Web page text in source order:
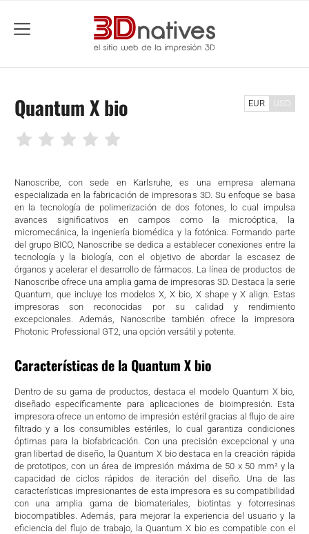
menu
Quantum X bio
Nanoscribe, con sede en Karlsruhe, es una empresa alemana
especializada en la fabricación de impresoras 3D. Su enfoque se basa
en la tecnología de polimerización de dos fotones, lo cual impulsa
avances significativos en campos como la microóptica, la
micromecánica, la ingeniería biomédica y la fotónica. Formando parte
del grupo BICO, Nanoscribe se dedica a establecer conexiones entre la
tecnología y la biología, con el objetivo de abordar la escasez de
órganos y acelerar el desarrollo de fármacos. La línea de productos de
Nanoscribe ofrece una amplia gama de impresoras 3D. Destaca la serie
Quantum, que incluye los modelos X, X bio, X shape y X align. Estas
impresoras son reconocidas por su calidad y rendimiento
excepcionales. Además, Nanoscribe también ofrece la impresora
Photonic Professional GT2, una opción versátil y potente.
Características de la Quantum X bio
Dentro de su gama de productos, destaca el modelo Quantum X bio,
diseñado específicamente para aplicaciones de bioimpresión. Esta
impresora ofrece un entorno de impresión estéril gracias al flujo de aire
filtrado y a los consumibles estériles, lo cual garantiza condiciones
óptimas para la biofabricación. Con una precisión excepcional y una
gran libertad de diseño, la Quantum X bio destaca en la creación rápida
de prototipos, con un área de impresión máxima de 50 x 50 mm² y la
capacidad de ciclos rápidos de iteración del diseño. Una de las
características impresionantes de esta impresora es su compatibilidad
con una amplia gama de biomateriales, biotintas y fotorresinas
biocompatibles. Además, para mejorar la experiencia del usuario y la
eficiencia del flujo de trabajo, la Quantum X bio es compatible con el
EUR USD